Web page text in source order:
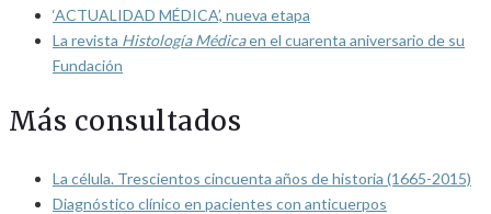
‘ACTUALIDAD MÉDICA’, nueva etapa
La revista Histología Médicaen el cuarenta aniversario de su
Fundación
Más consultados
La célula. Trescientos cincuenta años de historia (1665-2015)
Diagnóstico clínico en pacientes con anticuerpos